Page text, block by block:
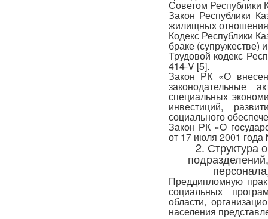
Советом Республики
Закон Республики
жилищных
Кодекс Республики
браке (супружестве)
Трудовой кодекс
414-V [5].
Закон РК «О
законодательные
специальных
инвестиций,
социального
Закон РК «О
от 17 июля 2001
2. Структура
Преддипломную
социальных
области,
населения